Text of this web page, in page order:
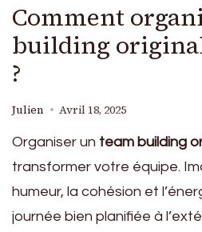
Comment
building
?
Julien Avril 18, 2025
Organiser un team building
transformer votre équipe.
humeur, la cohésion et
journée bien planifiée à